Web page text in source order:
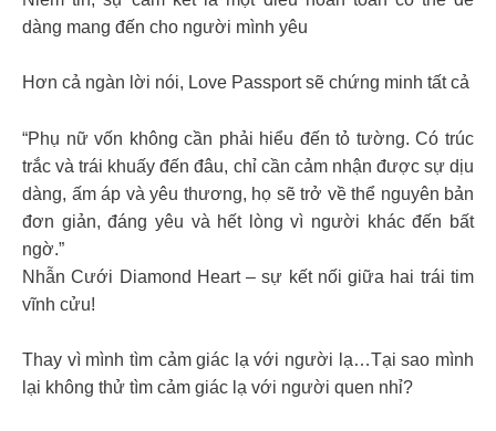
dàng mang đến cho người mình yêu
Hơn cả ngàn lời nói, Love Passport sẽ chứng minh tất cả
“Phụ nữ vốn không cần phải hiểu đến tỏ tường. Có trúc
trắc và trái khuấy đến đâu, chỉ cần cảm nhận được sự dịu
dàng, ấm áp và yêu thương, họ sẽ trở về thể nguyên bản
đơn giản, đáng yêu và hết lòng vì người khác đến bất
ngờ.”
Nhẫn Cưới Diamond Heart – sự kết nối giữa hai trái tim
vĩnh cửu!
Thay vì mình tìm cảm giác lạ với người lạ…Tại sao mình
lại không thử tìm cảm giác lạ với người quen nhỉ?